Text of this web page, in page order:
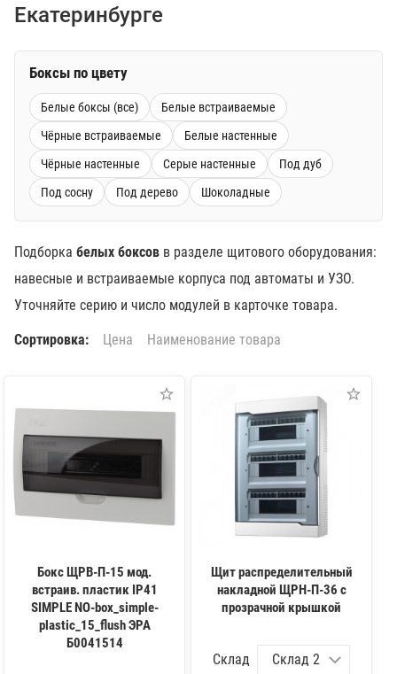
Екатеринбурге
Боксы по цвету
Белые боксы (все)
Белые встраиваемые
Чёрные встраиваемые
Белые настенные
Чёрные настенные
Серые настенные
Под дуб
Под сосну
Под дерево Шоколадные
Подборка белых боксов в разделе щитового оборудования:
навесные и встраиваемые корпуса под автоматы и УЗО.
Уточняйте серию и число модулей в карточке товара.
Сортировка: Цена Наименование товара
Бокс ЩРВ-П-15 мод.
встраив. пластик IP41
SIMPLE NO-box_simple-
plastic_15_flush ЭРА
Б0041514
Щит распределительный
накладной ЩРН-П-36 с
прозрачной крышкой
Склад